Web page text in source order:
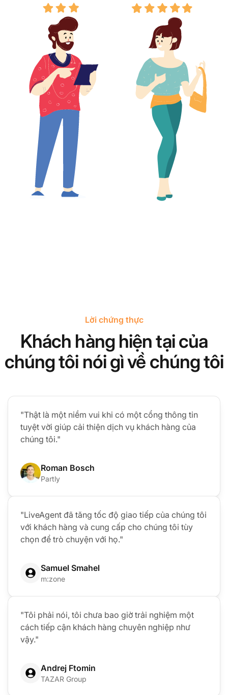
Lời chứng thực
Khách hàng hiện tại của
chúng tôi nói gì về chúng tôi
"Thật là một niềm vui khi có một cổng thông tin
tuyệt vời giúp cải thiện dịch vụ khách hàng của
chúng tôi."
Roman Bosch
Partly
"LiveAgent đã tăng tốc độ giao tiếp của chúng tôi
với khách hàng và cung cấp cho chúng tôi tùy
chọn để trò chuyện với họ."
Samuel Smahel
m:zone
"Tôi phải nói, tôi chưa bao giờ trải nghiệm một
cách tiếp cận khách hàng chuyên nghiệp như
vậy."
Andrej Ftomin
TAZAR Group